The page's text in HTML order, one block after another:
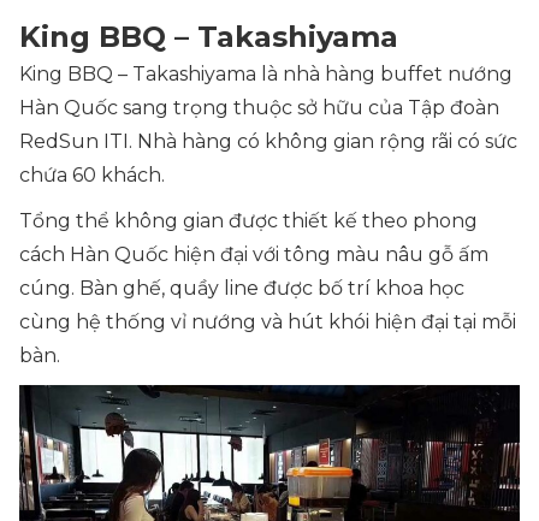
King BBQ – Takashiyama
King BBQ – Takashiyama là nhà hàng buffet nướng
Hàn Quốc sang trọng thuộc sở hữu của Tập đoàn
RedSun ITI. Nhà hàng có không gian rộng rãi có sức
chứa 60 khách.
Tổng thể không gian được thiết kế theo phong
cách Hàn Quốc hiện đại với tông màu nâu gỗ ấm
cúng. Bàn ghế, quầy line được bố trí khoa học
cùng hệ thống vỉ nướng và hút khói hiện đại tại mỗi
bàn.